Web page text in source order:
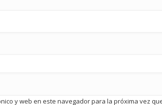
y web en este navegador para la próxima vez